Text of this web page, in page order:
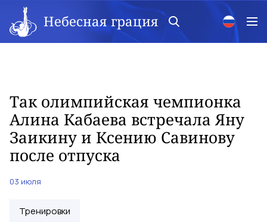
Небесная грация
Так олимпийская чемпионка
Алина Кабаева встречала Яну
Заикину и Ксению Савинову
после отпуска
03 июля
Тренировки